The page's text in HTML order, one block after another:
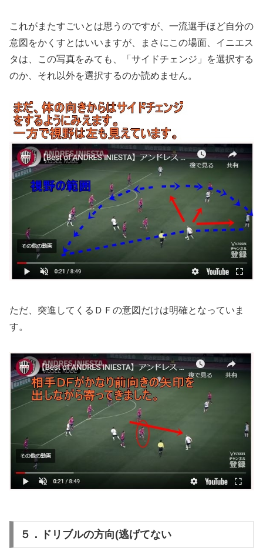
これがまたすごいとは思うのですが、一流選手ほど自分の
意図をかくすとはいいますが、まさにこの場面、イニエス
タは、この写真をみても、「サイドチェンジ」を選択する
のか、それ以外を選択するのか読めません。
ただ、突進してくるＤＦの意図だけは明確となっていま
す。
５．ドリブルの方向(逃げてない